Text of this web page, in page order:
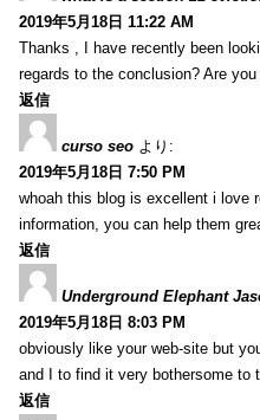
2019年5月18日 11:22 AM
Thanks , I have recently been
regards to the conclusion? Are
返信
curso seo より:
2019年5月18日 7:50 PM
whoah this blog is excellent i love
information, you can help them
返信
Underground Elephant
2019年5月18日 8:03 PM
obviously like your web-site but
and I to find it very bothersome to
返信